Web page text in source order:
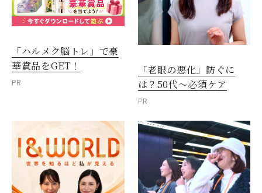
「ハルメク脳トレ」で豪
華賞品をGET！
PR
「老眼の悪化」防ぐに
は？50代～必須ケア
PR